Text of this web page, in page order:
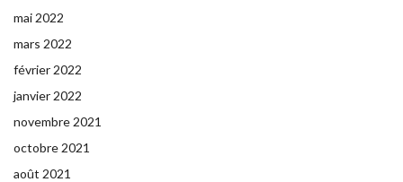
mai 2022
mars 2022
février 2022
janvier 2022
novembre 2021
octobre 2021
août 2021